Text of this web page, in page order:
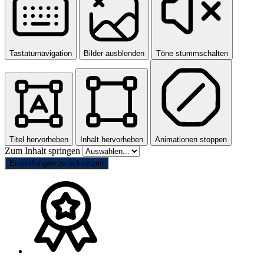
Tastaturnavigation Bilder ausblenden Töne stummschalten
Titel hervorheben Inhalt hervorheben Animationen stoppen
Zum Inhalt springen
Einstellungen zurücksetzen